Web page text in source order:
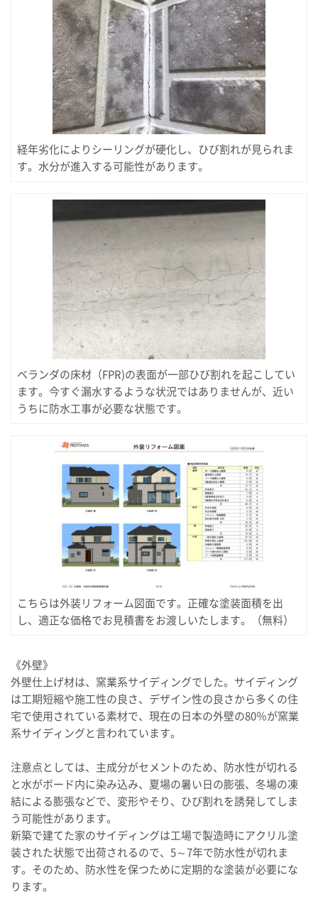
経年劣化によりシーリングが硬化し、ひび割れが見られま
す。水分が進入する可能性があります。
ベランダの床材（FPR)の表面が一部ひび割れを起こしてい
ます。今すぐ漏水するような状況ではありませんが、近い
うちに防水工事が必要な状態です。
こちらは外装リフォーム図面です。正確な塗装面積を出
し、適正な価格でお見積書をお渡しいたします。（無料）
《外壁》
外壁仕上げ材は、窯業系サイディングでした。サイディング
は工期短縮や施工性の良さ、デザイン性の良さから多くの住
宅で使用されている素材で、現在の日本の外壁の80％が窯業
系サイディングと言われています。
注意点としては、主成分がセメントのため、防水性が切れる
と水がボード内に染み込み、夏場の暑い日の膨張、冬場の凍
結による膨張などで、変形やそり、ひび割れを誘発してしま
う可能性があります。
新築で建てた家のサイディングは工場で製造時にアクリル塗
装された状態で出荷されるので、5～7年で防水性が切れま
す。そのため、防水性を保つために定期的な塗装が必要にな
ります。